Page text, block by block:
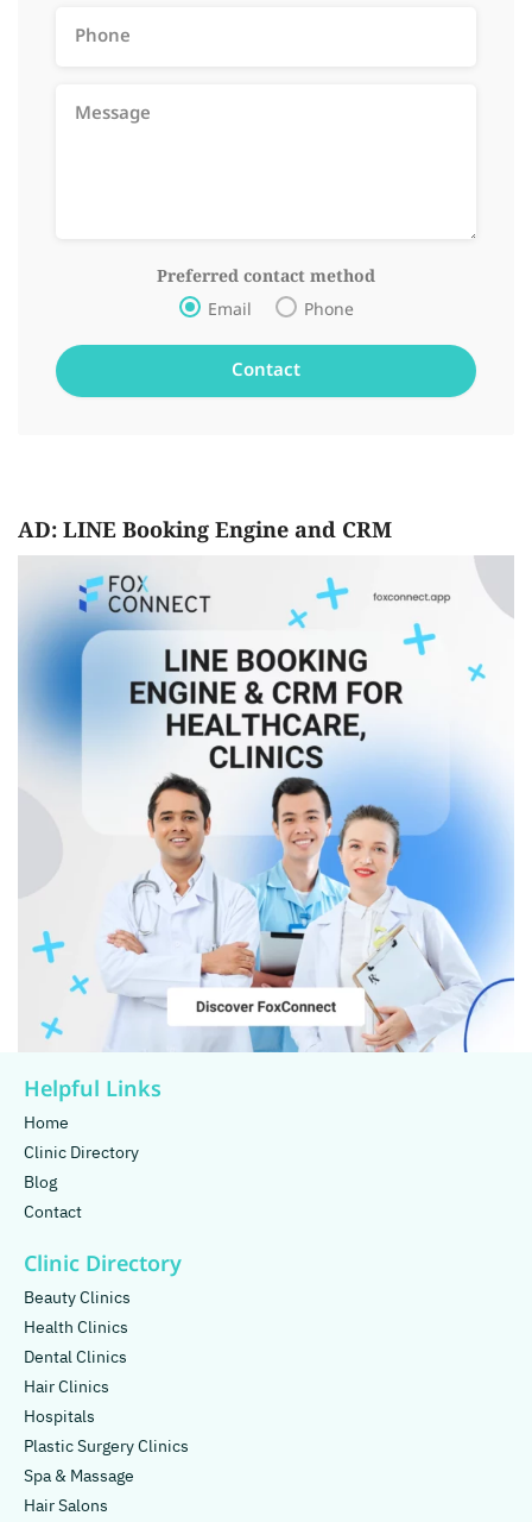
Preferred contact method
Email Phone
AD: LINE Booking Engine and CRM
Helpful Links
Home
Clinic Directory
Blog
Contact
Clinic Directory
Beauty Clinics
Health Clinics
Dental Clinics
Hair Clinics
Hospitals
Plastic Surgery Clinics
Spa & Massage
Hair Salons